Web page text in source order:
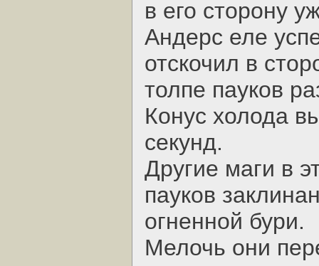
в его сторону
Андерс еле
отскочил в
толпе пауков
Конус холода
секунд.
Другие маги в
пауков
огненной бури.
Мелочь они